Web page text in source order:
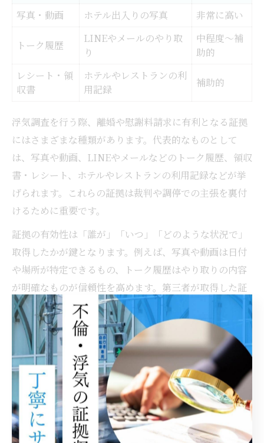
写真・動画
ホテル出入りの写真 非常に高い
トーク履歴
LINEやメールのやり取
り
中程度〜補
助的
レシート・領
収書
ホテルやレストランの利
用記録
補助的
浮気調査を行う際、離婚や慰謝料請求に有利となる証拠
にはさまざまな種類があります。代表的なものとして
は、写真や動画、LINEやメールなどのトーク履歴、領収
書・レシート、ホテルやレストランの利用記録などが挙
げられます。これらの証拠は裁判や調停での主張を裏付
けるために重要です。
証拠の有効性は「誰が」「いつ」「どのような状況で」
取得したかが鍵となります。例えば、写真や動画は日付
や場所が特定できるもの、トーク履歴はやり取りの内容
が明確なものが信頼性を高めます。第三者が取得した証
拠や、改ざんの疑いがないものほど裁判での評価が高く
なります。
具体的には、探偵が撮影したホテル出入りの写真は非常
に強い証拠となりやすい一方、個人が入手した録音やト
ーク履歴は補助的な扱いになるケースもあります。証拠
の種類ごとの特徴やリスクを理解し、状況に応じて複数
を組み合わせて収集することが成功のポイントです。